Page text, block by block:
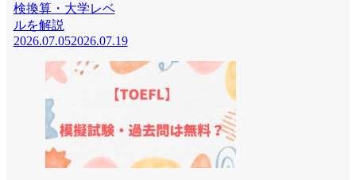
検換算・大学レベ
ルを解説
2026.07.052026.07.19